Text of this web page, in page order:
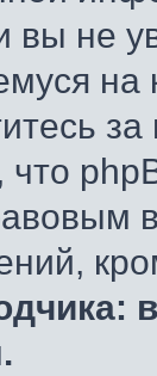
вы не